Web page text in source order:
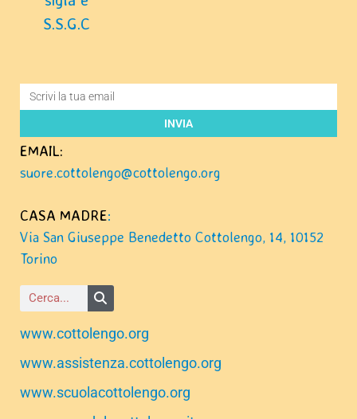
S.S.G.C
INVIA
EMAIL:
suore.cottolengo@cottolengo.org
CASA MADRE:
Via San Giuseppe Benedetto Cottolengo, 14, 10152
Torino
www.cottolengo.org
www.assistenza.cottolengo.org
www.scuolacottolengo.org